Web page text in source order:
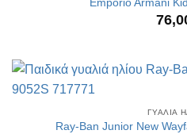
Emporio Armani
ΓΥΑΛΙΑ
Ray-Ban Junior New